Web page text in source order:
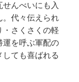
んべいにも入
。代々伝えられ
・さくさくの軽
運を呼ぶ軍配の
ても喜ばれる